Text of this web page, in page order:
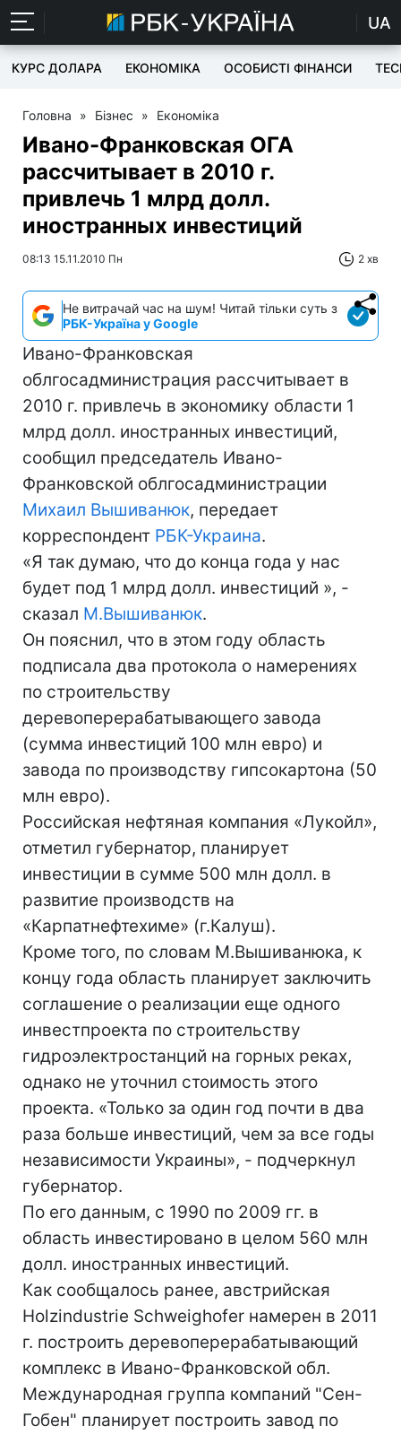
UA
КУРС ДОЛАРА ЕКОНОМІКА ОСОБИСТІ ФІНАНСИ
Головна » Бізнес » Економіка
Ивано-Франковская ОГА
рассчитывает в 2010 г.
привлечь 1 млрд долл.
иностранных инвестиций
08:13 15.11.2010 Пн 2 хв
Не витрачай час на шум! Читай тільки суть з
РБК-Україна у Google
Ивано-Франковская
облгосадминистрация рассчитывает в
2010 г. привлечь в экономику области 1
млрд долл. иностранных инвестиций,
сообщил председатель Ивано-
Франковской облгосадминистрации
Михаил Вышиванюк, передает
корреспондент РБК-Украина.
«Я так думаю, что до конца года у нас
будет под 1 млрд долл. инвестиций », -
сказал М.Вышиванюк.
Он пояснил, что в этом году область
подписала два протокола о намерениях
по строительству
деревоперерабатывающего завода
(сумма инвестиций 100 млн евро) и
завода по производству гипсокартона (50
млн евро).
Российская нефтяная компания «Лукойл»,
отметил губернатор, планирует
инвестиции в сумме 500 млн долл. в
развитие производств на
«Карпатнефтехиме» (г.Калуш).
Кроме того, по словам М.Вышиванюка, к
концу года область планирует заключить
соглашение о реализации еще одного
инвестпроекта по строительству
гидроэлектростанций на горных реках,
однако не уточнил стоимость этого
проекта. «Только за один год почти в два
раза больше инвестиций, чем за все годы
независимости Украины», - подчеркнул
губернатор.
По его данным, с 1990 по 2009 гг. в
область инвестировано в целом 560 млн
долл. иностранных инвестиций.
Как сообщалось ранее, австрийская
Holzindustrie Schweighofer намерен в 2011
г. построить деревоперерабатывающий
комплекс в Ивано-Франковской обл.
Международная группа компаний "Сен-
Гобен" планирует построить завод по